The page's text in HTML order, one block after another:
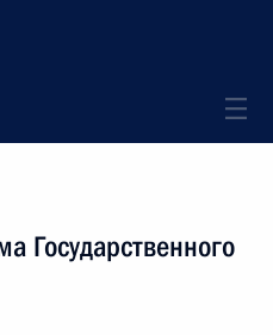
Государственного